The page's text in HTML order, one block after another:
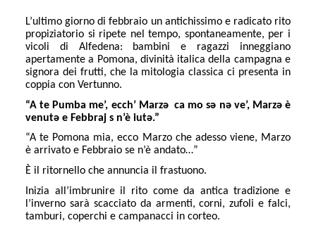
L’ultimo giorno di febbraio un antichissimo e radicato rito
propiziatorio si ripete nel tempo, spontaneamente, per i
vicoli di Alfedena: bambini e ragazzi inneggiano
apertamente a Pomona, divinità italica della campagna e
signora dei frutti, che la mitologia classica ci presenta in
coppia con Vertunno.
“A te Pumba me’, ecch’ Marzǝ ca mo sǝ nǝ ve’, Marzǝ è
venutǝ e Febbraj s n’è iutǝ.”
“A te Pomona mia, ecco Marzo che adesso viene, Marzo
è arrivato e Febbraio se n’è andato…”
È il ritornello che annuncia il frastuono.
Inizia all’imbrunire il rito come da antica tradizione e
l’inverno sarà scacciato da armenti, corni, zufoli e falci,
tamburi, coperchi e campanacci in corteo.